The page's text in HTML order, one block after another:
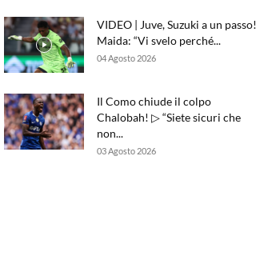
VIDEO | Juve, Suzuki a un passo!
Maida: “Vi svelo perché...
04 Agosto 2026
Il Como chiude il colpo
Chalobah! ▷ “Siete sicuri che
non...
03 Agosto 2026